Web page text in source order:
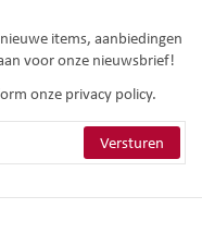
items, aanbiedingen
voor onze nieuwsbrief!
onzeprivacy policy.